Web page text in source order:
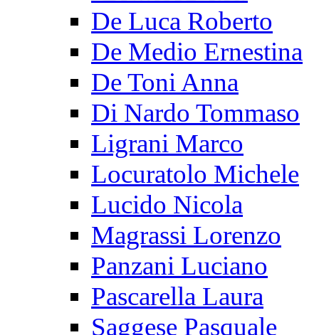
De Luca Roberto
De Medio Ernestina
De Toni Anna
Di Nardo Tommaso
Ligrani Marco
Locuratolo Michele
Lucido Nicola
Magrassi Lorenzo
Panzani Luciano
Pascarella Laura
Saggese Pasquale